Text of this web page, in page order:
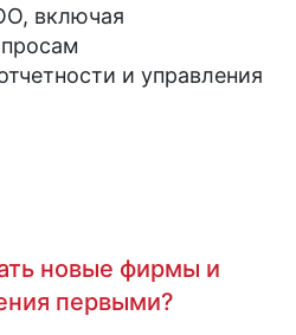
включая
и управления
новые фирмы и
первыми?